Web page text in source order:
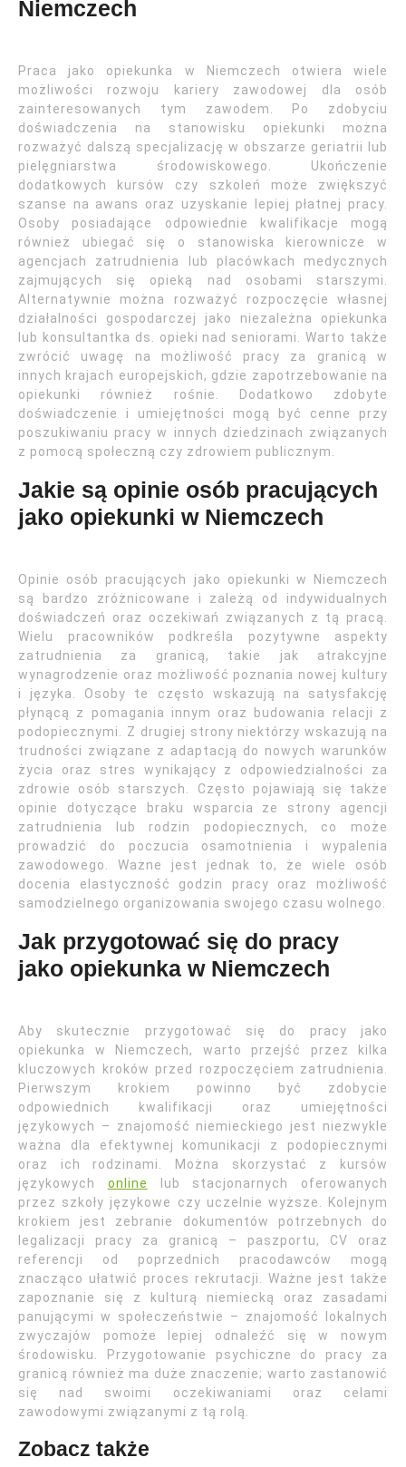
Niemczech
Praca jako opiekunka w Niemczech otwiera wiele
możliwości rozwoju kariery zawodowej dla osób
zainteresowanych tym zawodem. Po zdobyciu
doświadczenia na stanowisku opiekunki można
rozważyć dalszą specjalizację w obszarze geriatrii lub
pielęgniarstwa środowiskowego. Ukończenie
dodatkowych kursów czy szkoleń może zwiększyć
szanse na awans oraz uzyskanie lepiej płatnej pracy.
Osoby posiadające odpowiednie kwalifikacje mogą
również ubiegać się o stanowiska kierownicze w
agencjach zatrudnienia lub placówkach medycznych
zajmujących się opieką nad osobami starszymi.
Alternatywnie można rozważyć rozpoczęcie własnej
działalności gospodarczej jako niezależna opiekunka
lub konsultantka ds. opieki nad seniorami. Warto także
zwrócić uwagę na możliwość pracy za granicą w
innych krajach europejskich, gdzie zapotrzebowanie na
opiekunki również rośnie. Dodatkowo zdobyte
doświadczenie i umiejętności mogą być cenne przy
poszukiwaniu pracy w innych dziedzinach związanych
z pomocą społeczną czy zdrowiem publicznym.
Jakie są opinie osób pracujących
jako opiekunki w Niemczech
Opinie osób pracujących jako opiekunki w Niemczech
są bardzo zróżnicowane i zależą od indywidualnych
doświadczeń oraz oczekiwań związanych z tą pracą.
Wielu pracowników podkreśla pozytywne aspekty
zatrudnienia za granicą, takie jak atrakcyjne
wynagrodzenie oraz możliwość poznania nowej kultury
i języka. Osoby te często wskazują na satysfakcję
płynącą z pomagania innym oraz budowania relacji z
podopiecznymi. Z drugiej strony niektórzy wskazują na
trudności związane z adaptacją do nowych warunków
życia oraz stres wynikający z odpowiedzialności za
zdrowie osób starszych. Często pojawiają się także
opinie dotyczące braku wsparcia ze strony agencji
zatrudnienia lub rodzin podopiecznych, co może
prowadzić do poczucia osamotnienia i wypalenia
zawodowego. Ważne jest jednak to, że wiele osób
docenia elastyczność godzin pracy oraz możliwość
samodzielnego organizowania swojego czasu wolnego.
Jak przygotować się do pracy
jako opiekunka w Niemczech
Aby skutecznie przygotować się do pracy jako
opiekunka w Niemczech, warto przejść przez kilka
kluczowych kroków przed rozpoczęciem zatrudnienia.
Pierwszym krokiem powinno być zdobycie
odpowiednich kwalifikacji oraz umiejętności
językowych – znajomość niemieckiego jest niezwykle
ważna dla efektywnej komunikacji z podopiecznymi
oraz ich rodzinami. Można skorzystać z kursów
językowych online
lub stacjonarnych oferowanych
przez szkoły językowe czy uczelnie wyższe. Kolejnym
krokiem jest zebranie dokumentów potrzebnych do
legalizacji pracy za granicą – paszportu, CV oraz
referencji od poprzednich pracodawców mogą
znacząco ułatwić proces rekrutacji. Ważne jest także
zapoznanie się z kulturą niemiecką oraz zasadami
panującymi w społeczeństwie – znajomość lokalnych
zwyczajów pomoże lepiej odnaleźć się w nowym
środowisku. Przygotowanie psychiczne do pracy za
granicą również ma duże znaczenie; warto zastanowić
się nad swoimi oczekiwaniami oraz celami
zawodowymi związanymi z tą rolą.
Zobacz także